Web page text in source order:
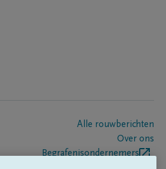
Alle rouwberichten
Over ons
Begrafenisondernemers